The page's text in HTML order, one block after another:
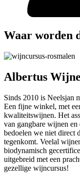
Waar worden
Albertus
Sinds 2010 is Neelsjan
Een fijne winkel, met
kwaliteitswijnen. Het
van gangbare wijnen
bedoelen we niet direct
tegenkomt. Veelal
biodynamisch
uitgebreid met een
gezellige wijncursus!